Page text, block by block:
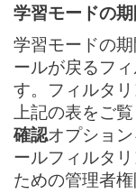
学習モードの
学習モードの
ールが戻るフ
す。フィルタ
上記の表をご覧
確認オプショ
ールフィルタ
ための管理者権